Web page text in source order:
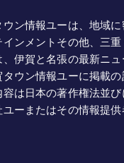
ウン情報ユーは、地域
インメントその他、三
、伊賀と名張の最新ニ
ウン情報ユーに掲載
容は日本の著作権法並
ーまたはその情報提供